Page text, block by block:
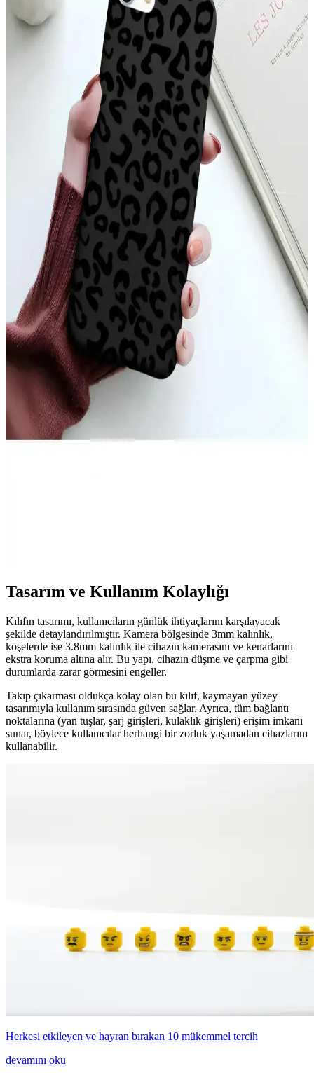
YoungKit Apple iPhone 14 Pro Max Kılıfı:
Dayanıklı ve Estetik Koruma Çözümü
YoungKit iPhone 14 Pro Max kılıfı, dayanıklı malzeme ve şeffaf
tasarımıyla üstün koruma sağlar, estetik ve fonksiyonelliği bir arada
sunar, çevre dostudur ve manyetik şarj uyumludur.
Xiaomi Mi 11 Ultra için Şık ve Koruyucu Altın
Kenarlı Silikon Kılıf
Parlak altın detaylar ve dayanıklı silikon malzeme ile Xiaomi Mi 11
Ultra'nızı şık ve güvenle koruyan kılıf, çeşitli renk seçenekleriyle
tarzınıza uygun alternatifler sunar.
Apple iPhone 11 Pro Max için şık ve dayanıklı TPU
malzemeden koruyucu kılıf
Şeffaf ve renkli tasarımıyla dikkat çeken Case 4U Omega Kapak,
dayanıklı TPU malzemeden üretilmiş olup, telefonunuzu estetik ve
fonksiyonellik açısından üstün seviyede korur.
iPhone 17 Pro Max Arka Yüzeyindeki Çizgilerin
Nedenleri ve Çözüm Yolları
iPhone 17 Pro Max arka yüzeyinde oluşan ince çizgiler, kılıf baskısı,
ısı etkisi ve MagSafe aksesuarları nedeniyle ortaya çıkabilir.
Temizlik ve doğru kılıf seçimi çizgilerin önlenmesinde önemlidir.
iPhone 11 Sarı Kılıf Seçenekleri ve Özellikleri:
Estetik ve Koruma Avantajları
iPhone 11 sarı kılıf seçenekleri, estetik ve koruma özellikleriyle öne
çıkar. Silikon, TPU ve deri modelleri, şık tasarım ve dayanıklılık
Tasarım ve Kullanım Kolaylığı
Kılıfın tasarımı, kullanıcıların günlük ihtiyaçlarını karşılayacak
şekilde detaylandırılmıştır. Kamera bölgesinde 3mm kalınlık,
köşelerde ise 3.8mm kalınlık ile cihazın kamerasını ve kenarlarını
ekstra koruma altına alır. Bu yapı, cihazın düşme ve çarpma gibi
durumlarda zarar görmesini engeller.
Takıp çıkarması oldukça kolay olan bu kılıf, kaymayan yüzey
tasarımıyla kullanım sırasında güven sağlar. Ayrıca, tüm bağlantı
noktalarına (yan tuşlar, şarj girişleri, kulaklık girişleri) erişim imkanı
sunar, böylece kullanıcılar herhangi bir zorluk yaşamadan cihazlarını
kullanabilir.
Herkesi etkileyen ve hayran bırakan 10 mükemmel tercih
devamını oku